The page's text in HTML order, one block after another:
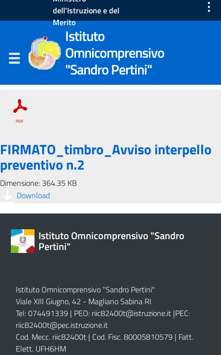
dell'Istruzione e del
Merito
⋮
Istituto
Omnicomprensivo
"Sandro Pertini"
FIRMATO_timbro_Avviso interpello
preventivo n.2
Dimensione: 364.35 KB
Download
Istituto Omnicomprensivo "Sandro
Pertini"
Istituto Omnicomprensivo "Sandro Pertini"
Viale XIII Giugno, 42 - Magliano Sabina RI
Tel: 074491339 | PEO: riic82400t@istruzione.it |PEC:
riic82400t@pec.istruzione.it
Cod. Mecc. riic82400t | Cod. Fisc. 80005810579 | Fatt.
Elett. UFH6HM